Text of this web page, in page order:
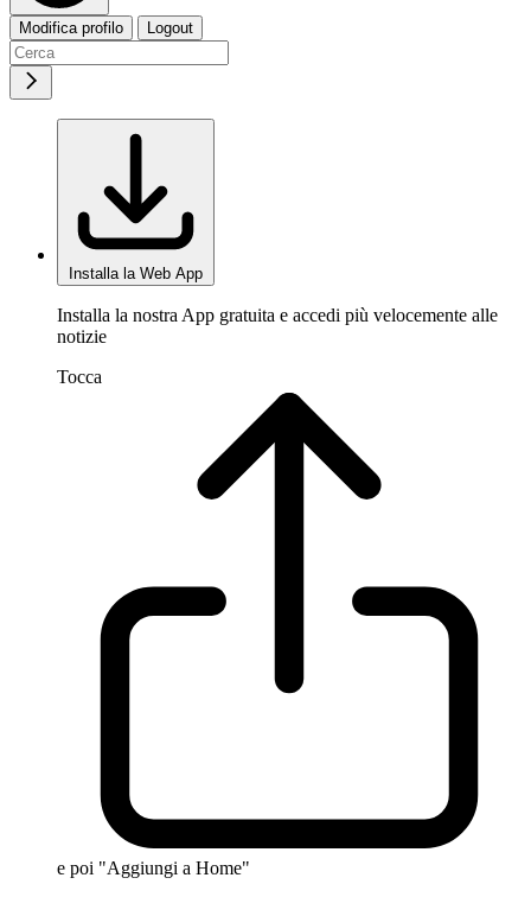
Modifica profilo Logout
Installa la Web App
Installa la nostra App gratuita e accedi più velocemente alle
notizie
Tocca
e poi "Aggiungi a Home"